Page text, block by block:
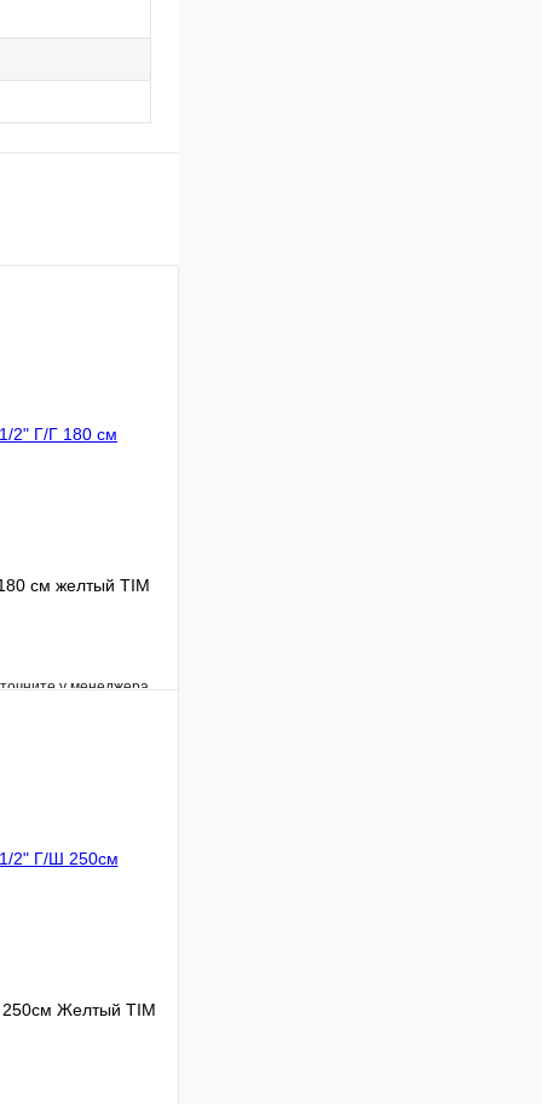
см желтый TIM
у менеджера
Желтый TIM